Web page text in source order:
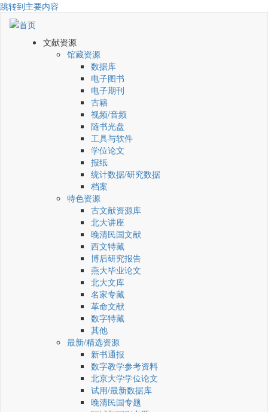
跳转到主要内容
文献资源
馆藏资源
数据库
电子图书
电子期刊
古籍
视频/音频
随书光盘
工具与软件
学位论文
报纸
统计数据/研究数据
档案
特色资源
古文献资源库
北大讲座
晚清民国文献
西文特藏
博后研究报告
燕大毕业论文
北大文库
名家专藏
革命文献
数字特藏
其他
最新/精选资源
新书通报
数字教学参考资料
北京大学学位论文
试用/最新数据库
晚清民国专题